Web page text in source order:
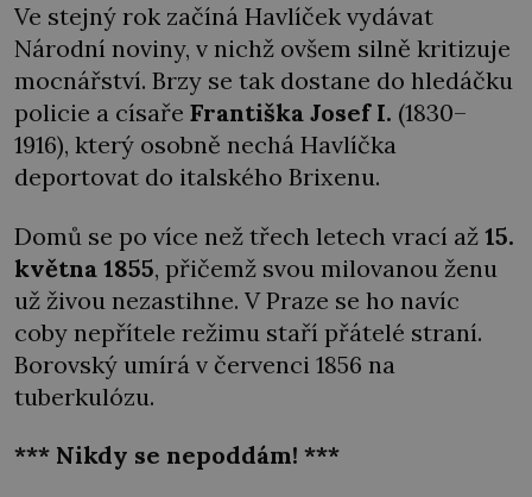
Ve stejný rok začíná Havlíček vydávat
Národní noviny, v nichž ovšem silně kritizuje
mocnářství. Brzy se tak dostane do hledáčku
policie a císaře Františka Josef I. (1830–
1916), který osobně nechá Havlíčka
deportovat do italského Brixenu.
Domů se po více než třech letech vrací až 15.
května 1855, přičemž svou milovanou ženu
už živou nezastihne. V Praze se ho navíc
coby nepřítele režimu staří přátelé straní.
Borovský umírá v červenci 1856 na
tuberkulózu.
*** Nikdy se nepoddám! ***